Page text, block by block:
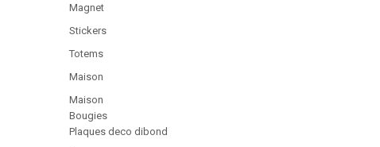
Magnet
Stickers
Totems
Maison
Maison
Bougies
Plaques deco dibond